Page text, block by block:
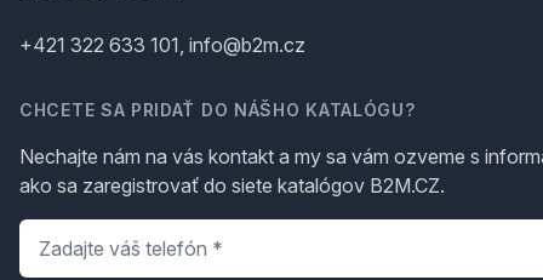
+421 322 633 101, info@b2m.cz
CHCETE SA PRIDAŤ DO NÁŠHO KATALÓGU?
Nechajte nám na vás kontakt a my sa vám ozveme s
ako sa zaregistrovať do siete katalógov B2M.CZ.
Telefón